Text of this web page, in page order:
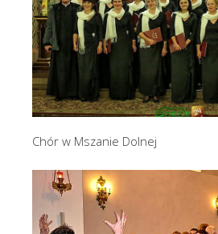
Chór w Mszanie Dolnej